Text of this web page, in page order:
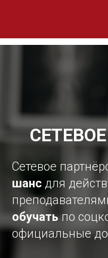
Сетевое
шанс для
обучатьпо
официальные